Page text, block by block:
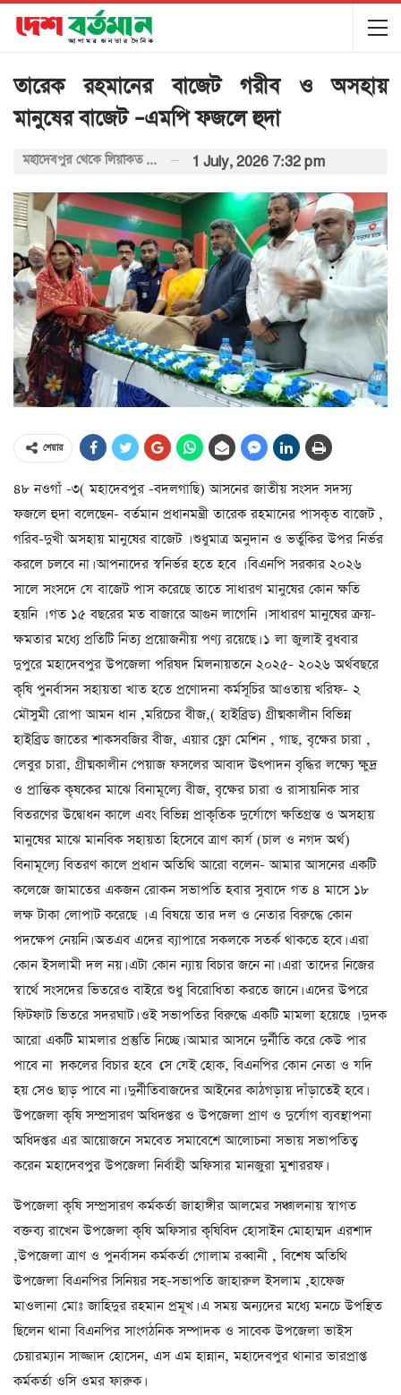
তারেক রহমানের বাজেট গরীব ও অসহায়
মানুষের বাজেট –এমপি ফজলে হুদা
মহাদেবপুর থেকে লিয়াকত আলী বাবলু 1 July, 2026 7:32 pm
শেয়ার
৪৮ নওগাঁ -৩( মহাদেবপুর -বদলগাছি) আসনের জাতীয় সংসদ সদস্য
ফজলে হুদা বলেছেন- বর্তমান প্রধানমন্ত্রী তারেক রহমানের পাসকৃত বাজেট ,
গরিব-দুখী অসহায় মানুষের বাজেট । শুধুমাত্র অনুদান ও ভর্তুকির উপর নির্ভর
করলে চলবে না। আপনাদের স্বনির্ভর হতে হবে । বিএনপি সরকার ২০২৬
সালে সংসদে যে বাজেট পাস করেছে তাতে সাধারণ মানুষের কোন ক্ষতি
হয়নি । গত ১৫ বছরের মত বাজারে আগুন লাগেনি । সাধারণ মানুষের ক্রয়-
ক্ষমতার মধ্যে প্রতিটি নিত্য প্রয়োজনীয় পণ্য রয়েছে। ১ লা জুলাই বুধবার
দুপুরে মহাদেবপুর উপজেলা পরিষদ মিলনায়তনে ২০২৫- ২০২৬ অর্থবছরে
কৃষি পুনর্বাসন সহায়তা খাত হতে প্রণোদনা কর্মসূচির আওতায় খরিফ- ২
মৌসুমী রোপা আমন ধান ,মরিচের বীজ,( হাইব্রিড) গ্রীষ্মকালীন বিভিন্ন
হাইব্রিড জাতের শাকসবজির বীজ, এয়ার ফ্লো মেশিন , গাছ, বৃক্ষের চারা ,
লেবুর চারা, গ্রীষ্মকালীন পেয়াজ ফসলের আবাদ উৎপাদন বৃদ্ধির লক্ষ্যে ক্ষুদ্র
ও প্রান্তিক কৃষকের মাঝে বিনামূল্যে বীজ, বৃক্ষের চারা ও রাসায়নিক সার
বিতরণের উদ্বোধন কালে এবং বিভিন্ন প্রাকৃতিক দুর্যোগে ক্ষতিগ্রস্ত ও অসহায়
মানুষের মাঝে মানবিক সহায়তা হিসেবে ত্রাণ কার্য (চাল ও নগদ অর্থ)
বিনামূল্যে বিতরণ কালে প্রধান অতিথি আরো বলেন- আমার আসনের একটি
কলেজে জামাতের একজন রোকন সভাপতি হবার সুবাদে গত ৪ মাসে ১৮
লক্ষ টাকা লোপাট করেছে । এ বিষয়ে তার দল ও নেতার বিরুদ্ধে কোন
পদক্ষেপ নেয়নি। অতএব এদের ব্যাপারে সকলকে সতর্ক থাকতে হবে। এরা
কোন ইসলামী দল নয়। এটা কোন ন্যায় বিচার জনে না। এরা তাদের নিজের
স্বার্থে সংসদের ভিতরেও বাইরে শুধু বিরোধিতা করতে জানে। এদের উপরে
ফিটফাট ভিতরে সদরঘাট। ওই সভাপতির বিরুদ্ধে একটি মামলা হয়েছে । দুদক
আরো একটি মামলার প্রস্তুতি নিচ্ছে। আমার আসনে দুর্নীতি করে কেউ পার
পাবে না ।সকলের বিচার হবে ।সে যেই হোক, বিএনপির কোন নেতা ও যদি
হয় সেও ছাড় পাবে না। দুর্নীতিবাজদের আইনের কাঠগড়ায় দাঁড়াতেই হবে।
উপজেলা কৃষি সম্প্রসারণ অধিদপ্তর ও উপজেলা প্রাণ ও দুর্যোগ ব্যবস্থাপনা
অধিদপ্তর এর আয়োজনে সমবেত সমাবেশে আলোচনা সভায় সভাপতিত্ব
করেন মহাদেবপুর উপজেলা নির্বাহী অফিসার মানজুরা মুশাররফ।
উপজেলা কৃষি সম্প্রসারণ কর্মকর্তা জাহাঙ্গীর আলমের সঞ্চালনায় স্বাগত
বক্তব্য রাখেন উপজেলা কৃষি অফিসার কৃষিবিদ হোসাইন মোহাম্মদ এরশাদ
,উপজেলা ত্রাণ ও পুনর্বাসন কর্মকর্তা গোলাম রব্বানী , বিশেষ অতিথি
উপজেলা বিএনপির সিনিয়র সহ-সভাপতি জাহারুল ইসলাম ,হাফেজ
মাওলানা মোঃ জাহিদুর রহমান প্রমূখ। এ সময় অন্যদের মধ্যে মনচে উপস্থিত
ছিলেন থানা বিএনপির সাংগঠনিক সম্পাদক ও সাবেক উপজেলা ভাইস
চেয়ারম্যান সাজ্জাদ হোসেন, এস এম হান্নান, মহাদেবপুর থানার ভারপ্রাপ্ত
কর্মকর্তা ওসি ওমর ফারুক।